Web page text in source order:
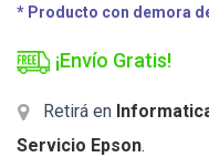
* Producto con demora
¡Envío Gratis!
Retirá en
Servicio Epson.